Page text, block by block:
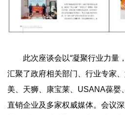
此次座谈会以“凝聚行业力量
汇聚了政府相关部门、行业专家
美、天狮、康宝莱、USANA葆婴
直销企业及多家权威媒体。会议